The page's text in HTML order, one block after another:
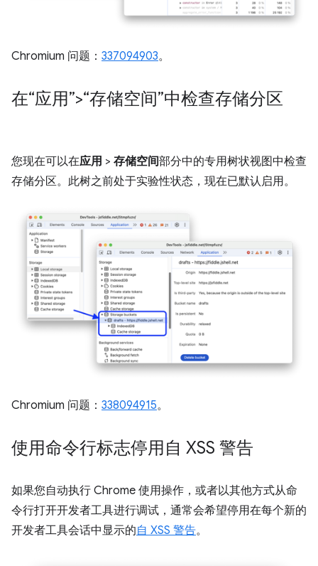
Chromium 问题： 337094903。
在“应用”>“存储空间”中检查存储分区
您现在可以在应用 > 存储空间部分中的专用树状视图中检查
存储分区。此树之前处于实验性状态，现在已默认启用。
Chromium 问题： 338094915。
使用命令行标志停用自 XSS 警告
如果您自动执行 Chrome 使用操作，或者以其他方式从命
令行打开开发者工具进行调试，通常会希望停用在每个新的
开发者工具会话中显示的自 XSS 警告。